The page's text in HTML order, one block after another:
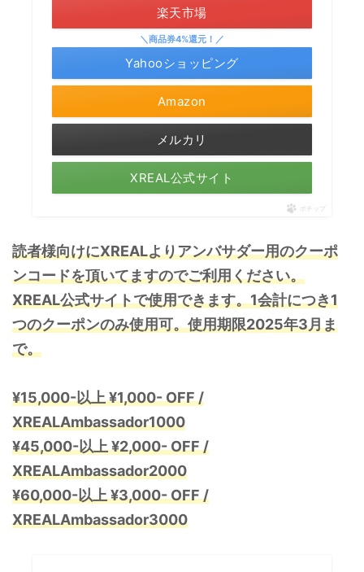
Amazon
楽天市場
＼商品券4%還元！／
Yahooショッピング
メルカリ
XREAL公式サイト
ポチップ
読者様向けにXREALよりアンバサダー用のクーポ
ンコードを頂いてますのでご利用ください。
XREAL公式サイトで使用できます。1会計につき1
つのクーポンのみ使用可。使用期限2025年3月ま
で。
¥15,000-以上 ¥1,000- OFF /
XREALAmbassador1000
¥45,000-以上 ¥2,000- OFF /
XREALAmbassador2000
¥60,000-以上 ¥3,000- OFF /
XREALAmbassador3000